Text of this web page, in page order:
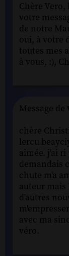
Chère
votre
de notre
oui, à votre
toutes mes
à vous, :),
Message de
chère
lercu
aimée. j'ai
demandais
chute m'a
auteur mais
d'autres
avec ma
véro.